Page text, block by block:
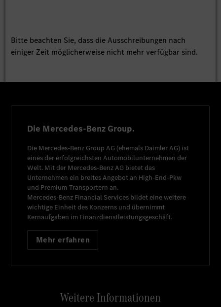
Bitte beachten Sie, dass die Ausschreibungen nach
einiger Zeit möglicherweise nicht mehr verfügbar sind.
Die Mercedes-Benz Group.
Die Mercedes-Benz Group AG (ehemals Daimler AG) ist
eines der erfolgreichsten Automobilunternehmen der
Welt. Mit der Mercedes-Benz AG bietet das
Unternehmen ein breites Angebot an High-End-Pkw
und Premium-Transportern an.
Mercedes-Benz Financial Services bildet eine weitere
wichtige Einheit des Konzerns und übernimmt
Kernaufgaben im Finanzdienstleistungsgeschäft.
Mehr erfahren
Weitere Informationen